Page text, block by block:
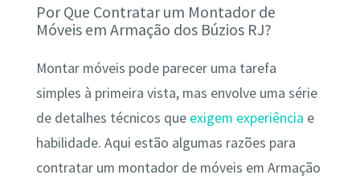
Por Que Contratar um Montador de
Móveis em Armação dos Búzios RJ?
Montar móveis pode parecer uma tarefa
simples à primeira vista, mas envolve uma série
de detalhes técnicos que exigem experiência e
habilidade. Aqui estão algumas razões para
contratar um montador de móveis em Armação